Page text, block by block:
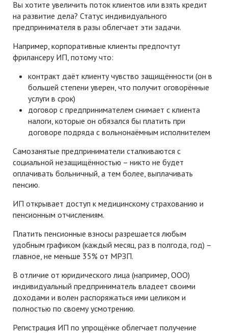
Вы хотите увеличить поток клиентов или взять кредит
на развитие дела? Статус индивидуального
предпринимателя в разы облегчает эти задачи.
Например, корпоративные клиенты предпочтут
фрилансеру ИП, потому что:
контракт даёт клиенту чувство защищённости (он в
большей степени уверен, что получит оговорённые
услуги в срок)
договор с предпринимателем снимает с клиента
налоги, которые он обязался бы платить при
договоре подряда с вольнонаёмным исполнителем
Самозанятые предприниматели сталкиваются с
социальной незащищённостью – никто не будет
оплачивать больничный, а тем более, выплачивать
пенсию.
ИП открывает доступ к медицинскому страхованию и
пенсионным отчислениям.
Платить пенсионные взносы разрешается любым
удобным графиком (каждый месяц, раз в полгода, год) –
главное, не меньше 35% от МРЗП.
В отличие от юридического лица (например, ООО)
индивидуальный предприниматель владеет своими
доходами и волен распоряжаться ими целиком и
полностью по своему усмотрению.
Регистрация ИП по упрощёнке облегчает получение